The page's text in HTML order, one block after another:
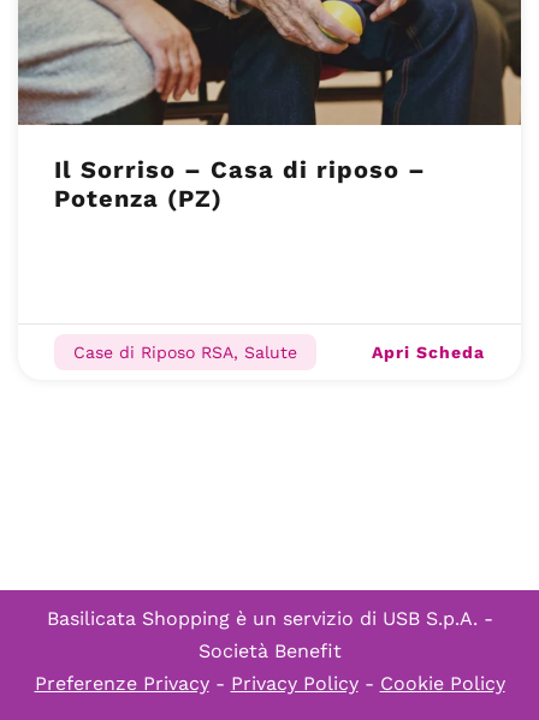
Il Sorriso – Casa di riposo –
Potenza (PZ)
Case di Riposo RSA, Salute Apri Scheda
Basilicata Shopping è un servizio di USB S.p.A. -
Società Benefit
Preferenze Privacy- Privacy Policy- Cookie Policy